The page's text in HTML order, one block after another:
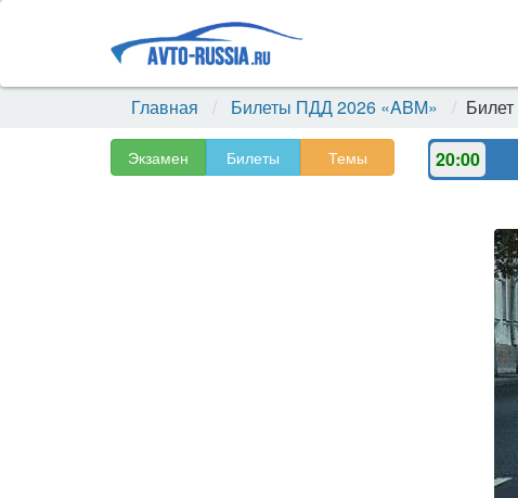
Главная Билеты ПДД 2026 «ABM»
Экзамен Билеты Темы 20:00